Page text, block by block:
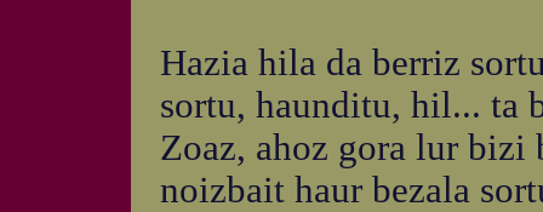
Hazia hila da berriz
sortu, haunditu, hil... ta
Zoaz, ahoz gora lur bizi
noizbait haur bezala